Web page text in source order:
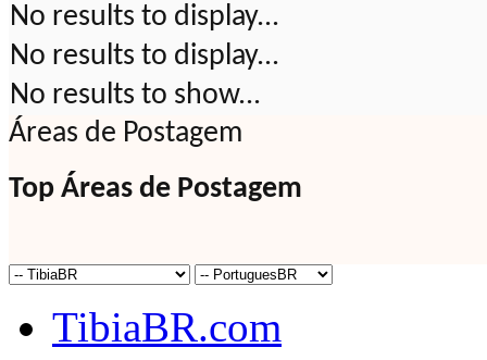
No results to display...
No results to display...
No results to show...
Áreas de Postagem
Top Áreas de Postagem
TibiaBR.com